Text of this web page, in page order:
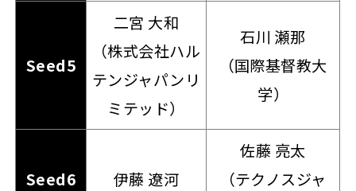
Seed5
二宮 大和
（株式会社ハル
テンジャパンリ
ミテッド）
石川 瀬那
（国際基督教大
学）
Seed6 伊藤 遼河
佐藤 亮太
（テクノスジャ